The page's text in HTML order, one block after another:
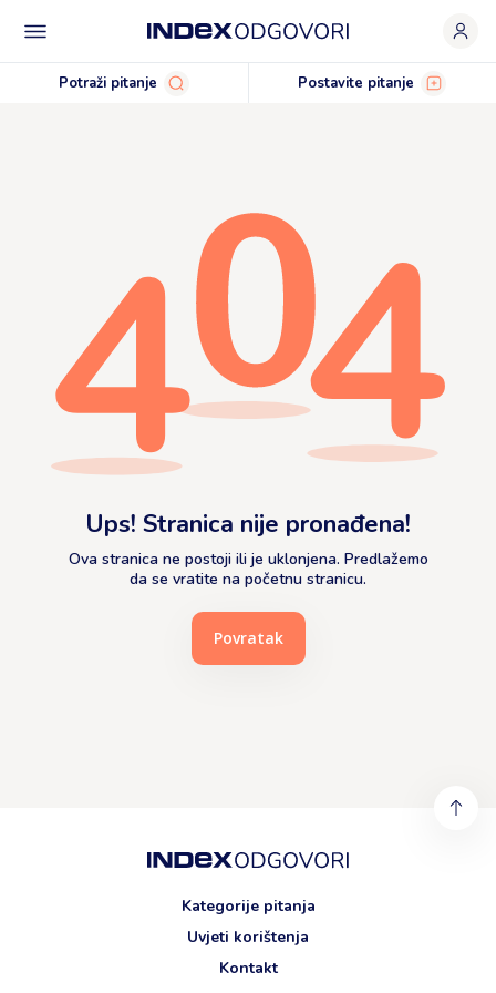
Potraži pitanje Postavite pitanje
Ups! Stranica nije pronađena!
Ova stranica ne postoji ili je uklonjena. Predlažemo
da se vratite na početnu stranicu.
Povratak
Kategorije pitanja
Uvjeti korištenja
Kontakt